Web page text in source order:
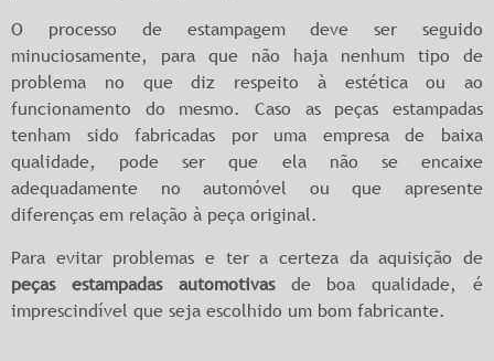
O processo de estampagem deve ser seguido
minuciosamente, para que não haja nenhum tipo de
problema no que diz respeito à estética ou ao
funcionamento do mesmo. Caso as peças estampadas
tenham sido fabricadas por uma empresa de baixa
qualidade, pode ser que ela não se encaixe
adequadamente no automóvel ou que apresente
diferenças em relação à peça original.
Para evitar problemas e ter a certeza da aquisição de
peças estampadas automotivasde boa qualidade, é
imprescindível que seja escolhido um bom fabricante.